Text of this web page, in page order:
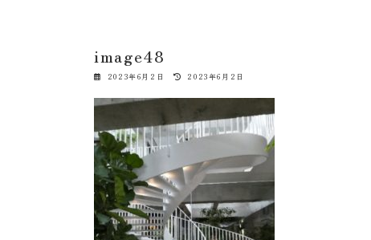
image48
2023年6月2日
最
更
時
:
2023年6月2日